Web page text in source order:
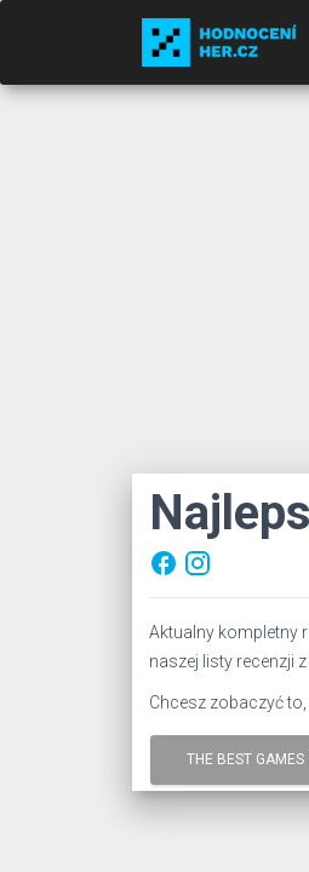
facebook
Aktualny kompletny
naszej listy recenzji
Chcesz zobaczyć
THE BEST GAMES